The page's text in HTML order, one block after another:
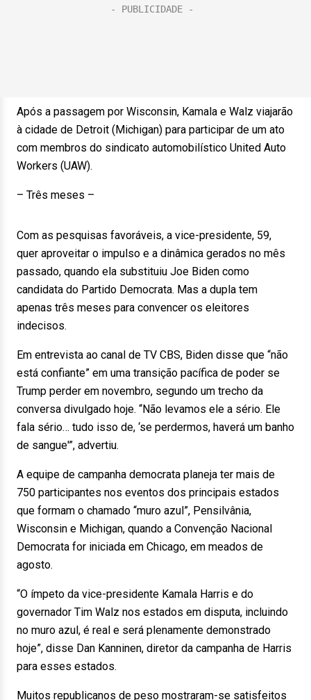
Após a passagem por Wisconsin, Kamala e Walz viajarão
à cidade de Detroit (Michigan) para participar de um ato
com membros do sindicato automobilístico United Auto
Workers (UAW).
– Três meses –
Com as pesquisas favoráveis, a vice-presidente, 59,
quer aproveitar o impulso e a dinâmica gerados no mês
passado, quando ela substituiu Joe Biden como
candidata do Partido Democrata. Mas a dupla tem
apenas três meses para convencer os eleitores
indecisos.
Em entrevista ao canal de TV CBS, Biden disse que “não
está confiante” em uma transição pacífica de poder se
Trump perder em novembro, segundo um trecho da
conversa divulgado hoje. “Não levamos ele a sério. Ele
fala sério… tudo isso de, ‘se perdermos, haverá um banho
de sangue'”, advertiu.
A equipe de campanha democrata planeja ter mais de
750 participantes nos eventos dos principais estados
que formam o chamado “muro azul”, Pensilvânia,
Wisconsin e Michigan, quando a Convenção Nacional
Democrata for iniciada em Chicago, em meados de
agosto.
“O ímpeto da vice-presidente Kamala Harris e do
governador Tim Walz nos estados em disputa, incluindo
no muro azul, é real e será plenamente demonstrado
hoje”, disse Dan Kanninen, diretor da campanha de Harris
para esses estados.
Muitos republicanos de peso mostraram-se satisfeitos